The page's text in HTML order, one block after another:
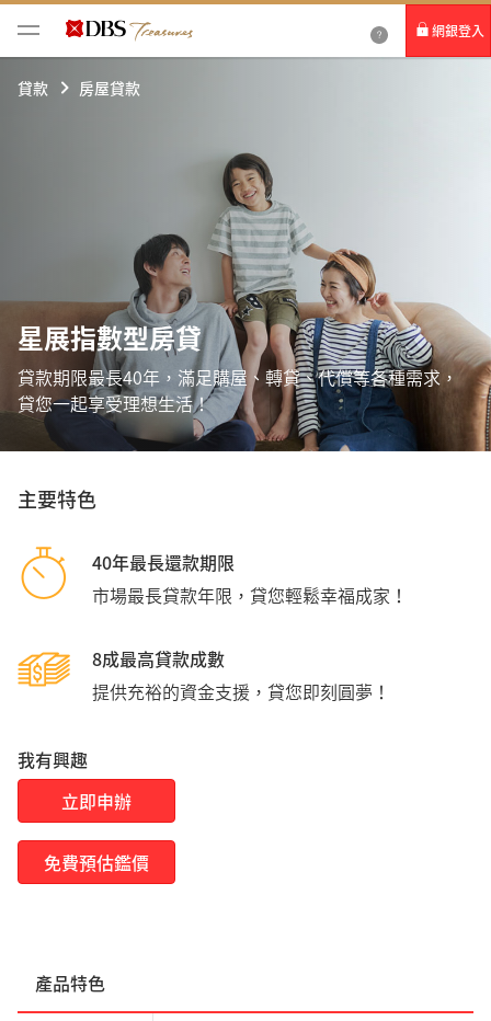
網銀登入
貸款 房屋貸款
星展指數型房貸
貸款期限最長40年，滿足購屋、轉貸、代償等各種需求，
貸您一起享受理想生活！
主要特色
40年最長還款期限
市場最長貸款年限，貸您輕鬆幸福成家！
8成最高貸款成數
提供充裕的資金支援，貸您即刻圓夢！
我有興趣
立即申辦
免費預估鑑價
產品特色